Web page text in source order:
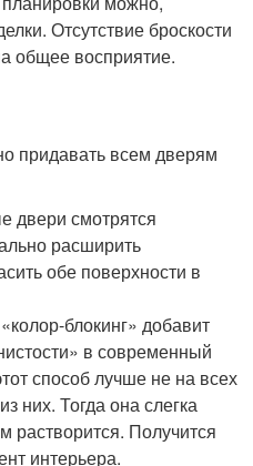
Отсутствие броскости
общее восприятие.
придавать всем дверям
двери смотрятся
расширить
обе поверхности в
блокинг» добавит
в современный
способ лучше не на всех
них. Тогда она слегка
растворится. Получится
интерьера.